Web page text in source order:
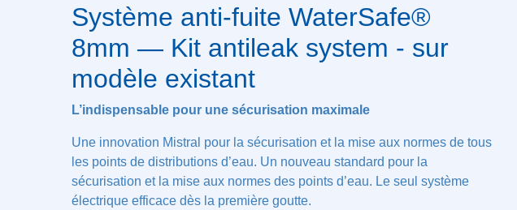
Système anti-fuite WaterSafe® 8mm
— Kit antileak system - sur modèle
existant
L’indispensable pour une sécurisation maximale
Une innovation Mistral pour la sécurisation et la mise aux normes
de tous les points de distributions d’eau. Un nouveau standard pour
la sécurisation et la mise aux normes des points d’eau. Le seul
système électrique efficace dès la première goutte.